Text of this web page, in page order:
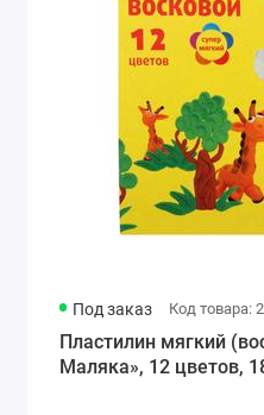
Под заказ Код товара:
Пластилин мягкий
Маляка», 12 цветов,